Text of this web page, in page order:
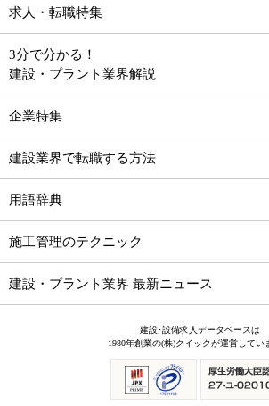
求人・転職特集
3分で分かる！
建設・プラント業界解説
企業特集
建設業界で転職する方法
用語辞典
施工管理のテクニック
建設・プラント業界 最新ニュース
建設･設備求人データベースは
1980年創業の(株)クイックが運営してい